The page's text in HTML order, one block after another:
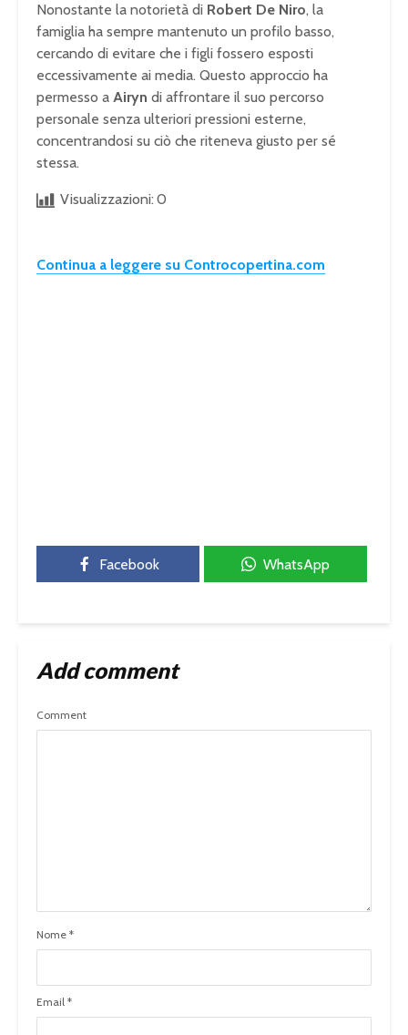
Nonostante la notorietà di Robert De Niro, la
famiglia ha sempre mantenuto un profilo basso,
cercando di evitare che i figli fossero esposti
eccessivamente ai media. Questo approccio ha
permesso a Airyn di affrontare il suo percorso
personale senza ulteriori pressioni esterne,
concentrandosi su ciò che riteneva giusto per sé
stessa.
Visualizzazioni: 0
Continua a leggere su Controcopertina.com
Facebook WhatsApp
Add comment
Comment
Nome *
Email *